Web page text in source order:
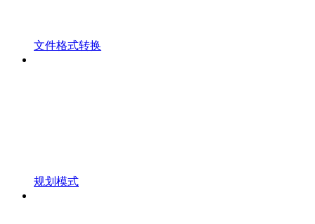
文件格式转换
规划模式